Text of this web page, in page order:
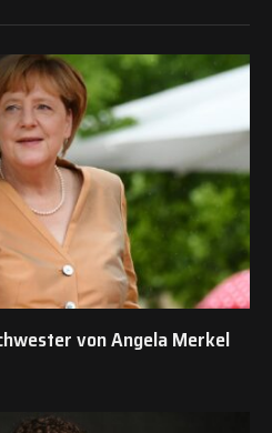
von Angela Merkel